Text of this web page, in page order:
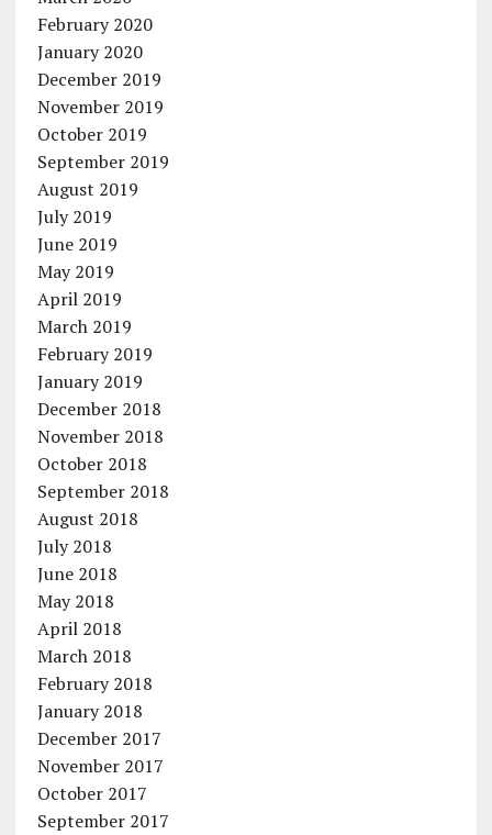
February 2020
January 2020
December 2019
November 2019
October 2019
September 2019
August 2019
July 2019
June 2019
May 2019
April 2019
March 2019
February 2019
January 2019
December 2018
November 2018
October 2018
September 2018
August 2018
July 2018
June 2018
May 2018
April 2018
March 2018
February 2018
January 2018
December 2017
November 2017
October 2017
September 2017